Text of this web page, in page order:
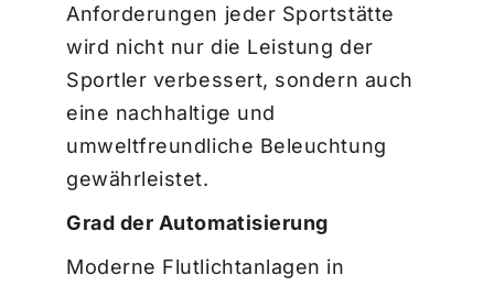
Anforderungen jeder Sportstätte
wird nicht nur die Leistung der
Sportler verbessert, sondern auch
eine nachhaltige und
umweltfreundliche Beleuchtung
gewährleistet.
Grad der Automatisierung
Moderne Flutlichtanlagen in